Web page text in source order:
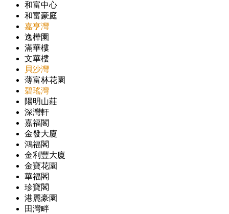
和富中心
和富豪庭
嘉亨灣
逸樺園
滿華樓
文華樓
貝沙灣
薄富林花園
碧瑤灣
陽明山莊
深灣軒
嘉福閣
金發大廈
鴻福閣
金利豐大廈
金寶花園
華福閣
珍寶閣
港麗豪園
田灣畔